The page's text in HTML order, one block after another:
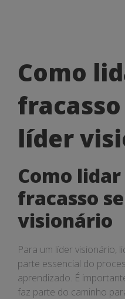
Como
lidar
com
o
fracasso
sendo
um
líder
visionário
Como
líder
Como
fracasso
visionário
Para um líder visionário,
parte essencial do
aprendizado. É
faz parte do caminho